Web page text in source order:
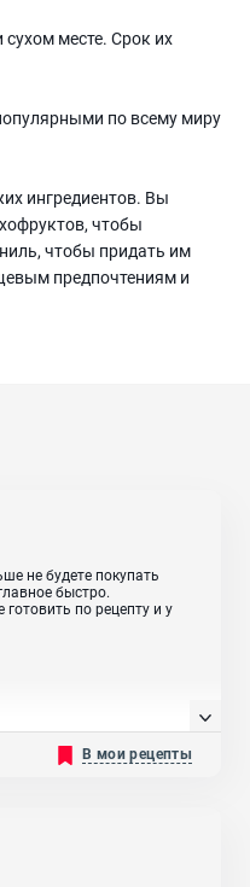
месте. Срок их
по всему миру
ингредиентов. Вы
чтобы
чтобы придать им
предпочтениям и
не будете покупать
быстро.
по рецепту и у
В мои рецепты